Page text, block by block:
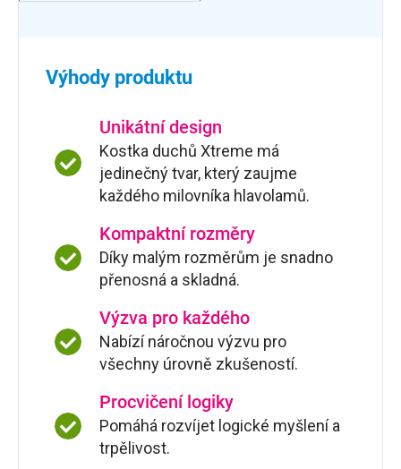
Výhody produktu
Unikátní design
Kostka duchů Xtreme má
jedinečný tvar, který zaujme
každého milovníka hlavolamů.
Kompaktní rozměry
Díky malým rozměrům je snadno
přenosná a skladná.
Výzva pro každého
Nabízí náročnou výzvu pro
všechny úrovně zkušeností.
Procvičení logiky
Pomáhá rozvíjet logické myšlení a
trpělivost.